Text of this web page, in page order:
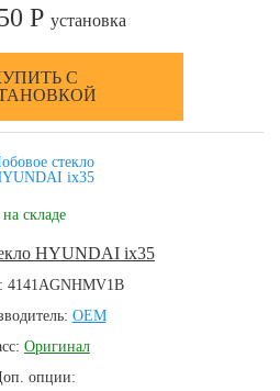
Р установка
С
на складе
HYUNDAI ix35
4141AGNHMV1B
OEM
Оригинал
опции: